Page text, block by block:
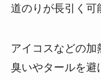
道のりが長引く可
アイコスなどの
臭いやタールを避